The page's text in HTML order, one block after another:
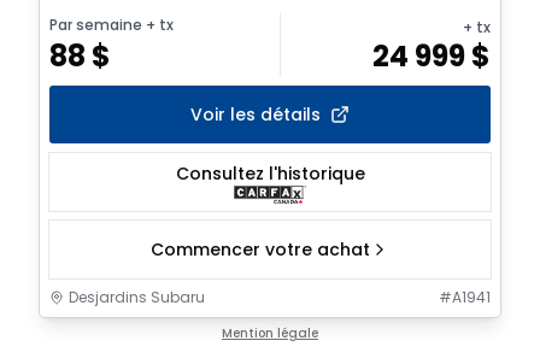
Par semaine + tx
88 $
+ tx
24 999$
Voir les détails
Consultez l'historique
Commencer votre achat
Desjardins Subaru #A1941
Mention légale